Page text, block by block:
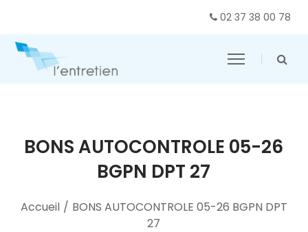
02 37 38 00 78
BONS AUTOCONTROLE 05-26
BGPN DPT 27
Accueil / BONS AUTOCONTROLE 05-26 BGPN DPT
27